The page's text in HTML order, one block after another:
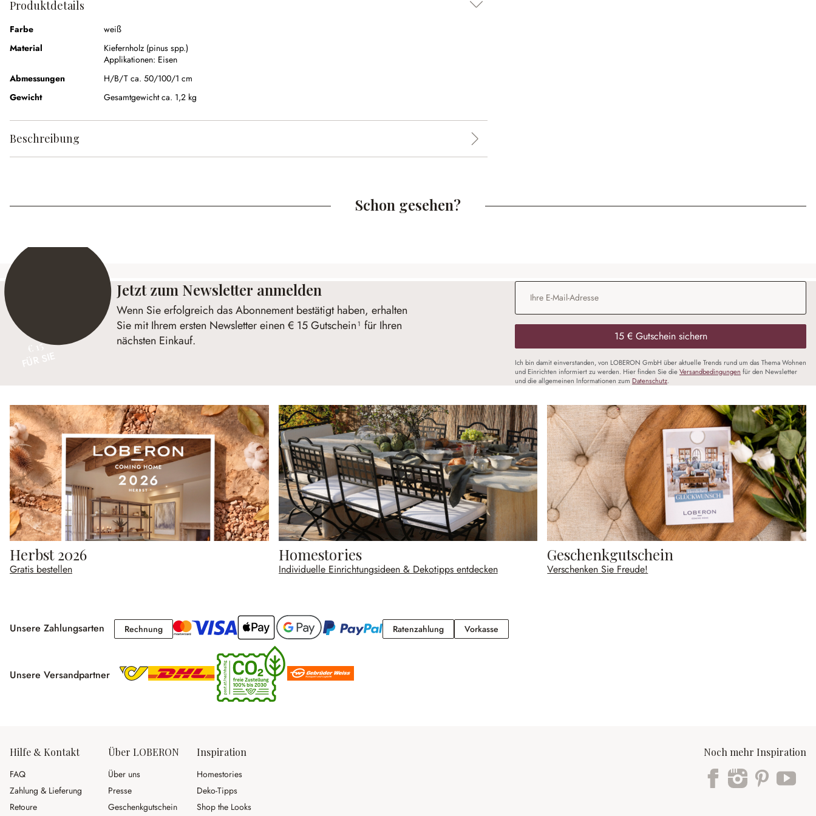
Produktdetails
Farbe
weiß
Material
Kiefernholz (pinus spp.)
Applikationen: Eisen
Abmessungen
H/B/T ca. 50/100/1 cm
Gewicht
Gesamtgewicht ca. 1,2 kg
Beschreibung
Schon gesehen?
€ 15
Jetzt zum Newsletter anmelden
Wenn Sie erfolgreich das Abonnement bestätigt haben, erhalten
Sie mit Ihrem ersten Newsletter einen € 15 Gutschein¹ für Ihren
nächsten Einkauf.
E-Mail-Adresse
15 € Gutschein sichern
Ich bin damit einverstanden, von LOBERON GmbH über aktuelle Trends rund um das Thema Wohnen
und Einrichten informiert zu werden. Hier finden Sie dieVersandbedingungen für den Newsletter
und die allgemeinen Informationen zum Datenschutz.
Herbst 2026
Gratis bestellen
Homestories
Individuelle Einrichtungsideen & Dekotipps entdecken
Geschenkgutschein
Verschenken Sie Freude!
Unsere Zahlungsarten RechnungRechnung RatenzahlungRatenzahlung
VorkasseVorkasse
Unsere Versandpartner
Hilfe & Kontakt
FAQ
Zahlung & Lieferung
Retoure
Über LOBERON
Über uns
Presse
Geschenkgutschein
Inspiration
Homestories
Deko-Tipps
Shop the Looks
Noch mehr Inspiration